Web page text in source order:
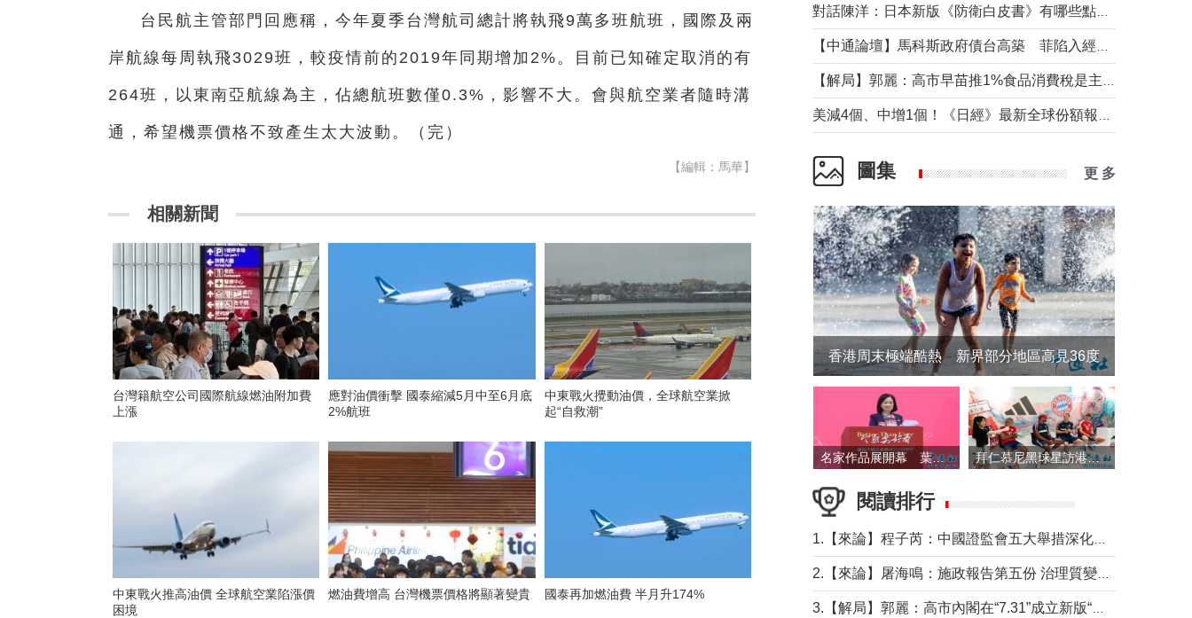
台民航主管部門回應稱，今年夏季台灣航司總計將執飛9萬多班航班，國際及兩
岸航線每周執飛3029班，較疫情前的2019年同期增加2%。目前已知確定取消的有
264班，以東南亞航線為主，佔總航班數僅0.3%，影響不大。會與航空業者隨時溝
通，希望機票價格不致產生太大波動。（完）
【編輯：馬華】
相關新聞
台灣籍航空公司國際航線燃油附加費
上漲
應對油價衝擊 國泰縮減5月中至6月底
2%航班
中東戰火攪動油價，全球航空業掀
起“自救潮”
中東戰火推高油價 全球航空業陷漲價
困境
燃油費增高 台灣機票價格將顯著變貴 國泰再加燃油費 半月升174%
圖集 更 多
香港周末極端酷熱 新界部分地區高見36度
名家作品展開幕 葉劉淑儀出席並致辭 拜仁慕尼黑球星訪港 與球迷近距離互動
閱讀排行